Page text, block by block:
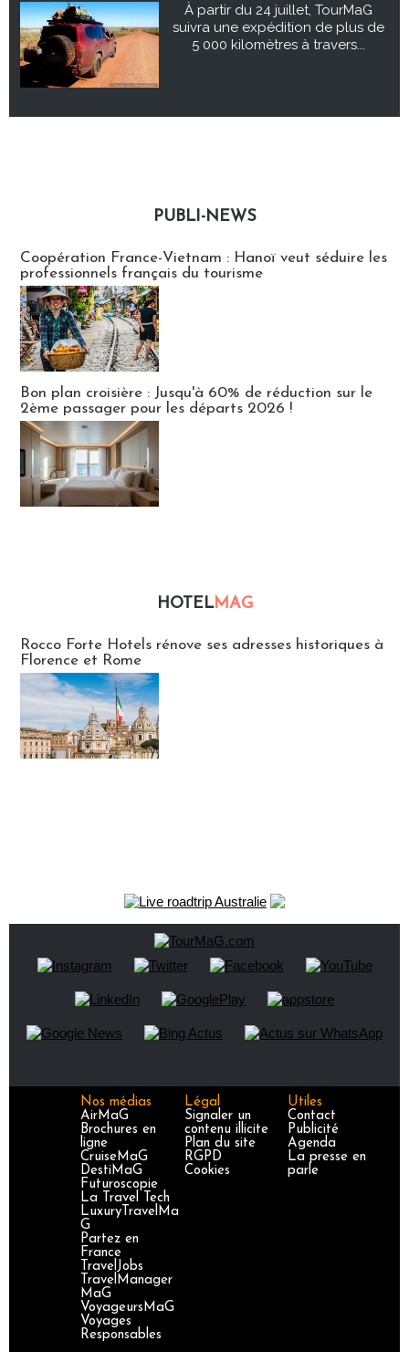
À partir du 24 juillet, TourMaG
suivra une expédition de plus de
5 000 kilomètres à travers...
PUBLI-NEWS
Coopération France-Vietnam : Hanoï veut séduire les
professionnels français du tourisme
Bon plan croisière : Jusqu'à 60% de réduction sur le
2ème passager pour les départs 2026 !
HOTELMAG
Rocco Forte Hotels rénove ses adresses historiques à
Florence et Rome
Nos médias
AirMaG
Brochures en
ligne
CruiseMaG
DestiMaG
Futuroscopie
La Travel Tech
LuxuryTravelMa
G
Partez en
France
TravelJobs
TravelManager
MaG
VoyageursMaG
Voyages
Responsables
Légal
Signaler un
contenu illicite
Plan du site
RGPD
Cookies
Utiles
Contact
Publicité
Agenda
La presse en
parle